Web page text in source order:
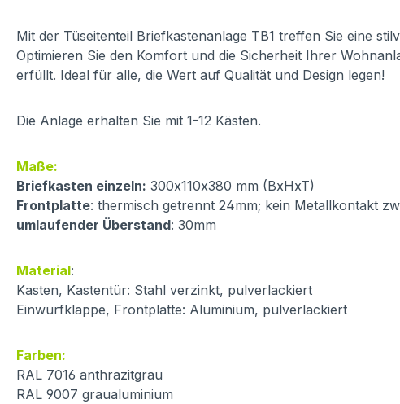
Mit der Tüseitenteil Briefkastenanlage TB1 treffen Sie eine
Optimieren Sie den Komfort und die Sicherheit Ihrer
erfüllt. Ideal für alle, die Wert auf Qualität und Design legen!
Die Anlage erhalten Sie mit 1-12 Kästen.
Maße:
Briefkasten einzeln: 300x110x380 mm (BxHxT)
Frontplatte: thermisch getrennt 24mm; kein Metallkontakt
umlaufender Überstand: 30mm
Material:
Kasten, Kastentür: Stahl verzinkt, pulverlackiert
Einwurfklappe, Frontplatte: Aluminium, pulverlackiert
Farben:
RAL 7016 anthrazitgrau
RAL 9007 graualuminium